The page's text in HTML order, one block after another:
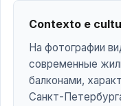
Contexto e
На фотографии
современные
балконами,
Санкт-